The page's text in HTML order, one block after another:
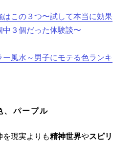
はこの３つ〜試して本当に効果
３個だった体験談〜
風水～男子にモテる色ランキ
、パープル
を現実よりも精神世界やスピリ